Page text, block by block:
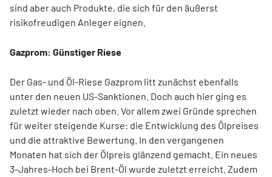
sind aber auch Produkte, die sich für den äußerst
risikofreudigen Anleger eignen.
Gazprom: Günstiger Riese
Der Gas- und Öl-Riese Gazprom litt zunächst ebenfalls
unter den neuen US-Sanktionen. Doch auch hier ging es
zuletzt wieder nach oben. Vor allem zwei Gründe sprechen
für weiter steigende Kurse: die Entwicklung des Ölpreises
und die attraktive Bewertung. In den vergangenen
Monaten hat sich der Ölpreis glänzend gemacht. Ein neues
3-Jahres-Hoch bei Brent-Öl wurde zuletzt erreicht. Zudem